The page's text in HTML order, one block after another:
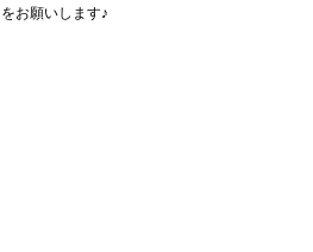
お願いします♪